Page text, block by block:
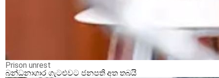
Prison unrest
බන්ධනාගාර ගැටළුවට ජනපති අත තබයි